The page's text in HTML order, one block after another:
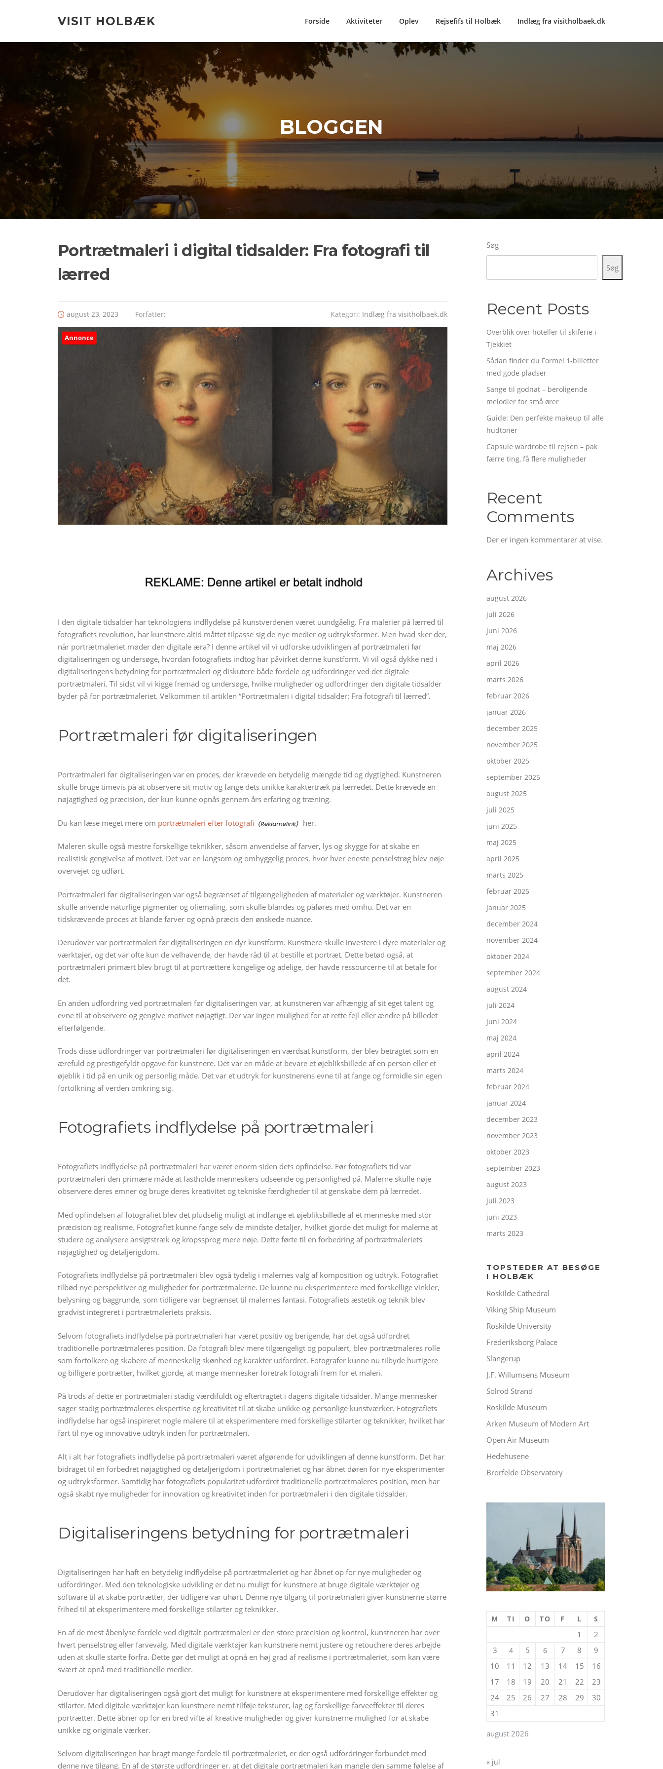
VISIT HOLBÆK Forside Aktiviteter Oplev Rejsefifs til Holbæk Indlæg fra visitholbaek.dk
BLOGGEN
Portrætmaleri i digital tidsalder: Fra fotografi til
lærred
august 23, 2023 Forfatter: Kategori: Indlæg fra visitholbaek.dk
Annonce
I den digitale tidsalder har teknologiens indflydelse på kunstverdenen været uundgåelig. Fra malerier på lærred til
fotografiets revolution, har kunstnere altid måttet tilpasse sig de nye medier og udtryksformer. Men hvad sker der,
når portrætmaleriet møder den digitale æra? I denne artikel vil vi udforske udviklingen af portrætmaleri før
digitaliseringen og undersøge, hvordan fotografiets indtog har påvirket denne kunstform. Vi vil også dykke ned i
digitaliseringens betydning for portrætmaleri og diskutere både fordele og udfordringer ved det digitale
portrætmaleri. Til sidst vil vi kigge fremad og undersøge, hvilke muligheder og udfordringer den digitale tidsalder
byder på for portrætmaleriet. Velkommen til artiklen “Portrætmaleri i digital tidsalder: Fra fotografi til lærred”.
Portrætmaleri før digitaliseringen
Portrætmaleri før digitaliseringen var en proces, der krævede en betydelig mængde tid og dygtighed. Kunstneren
skulle bruge timevis på at observere sit motiv og fange dets unikke karaktertræk på lærredet. Dette krævede en
nøjagtighed og præcision, der kun kunne opnås gennem års erfaring og træning.
Du kan læse meget mere om portrætmaleri efter fotografi her.
Maleren skulle også mestre forskellige teknikker, såsom anvendelse af farver, lys og skygge for at skabe en
realistisk gengivelse af motivet. Det var en langsom og omhyggelig proces, hvor hver eneste penselstrøg blev nøje
overvejet og udført.
Portrætmaleri før digitaliseringen var også begrænset af tilgængeligheden af materialer og værktøjer. Kunstneren
skulle anvende naturlige pigmenter og oliemaling, som skulle blandes og påføres med omhu. Det var en
tidskrævende proces at blande farver og opnå præcis den ønskede nuance.
Derudover var portrætmaleri før digitaliseringen en dyr kunstform. Kunstnere skulle investere i dyre materialer og
værktøjer, og det var ofte kun de velhavende, der havde råd til at bestille et portræt. Dette betød også, at
portrætmaleri primært blev brugt til at portrættere kongelige og adelige, der havde ressourcerne til at betale for
det.
En anden udfordring ved portrætmaleri før digitaliseringen var, at kunstneren var afhængig af sit eget talent og
evne til at observere og gengive motivet nøjagtigt. Der var ingen mulighed for at rette fejl eller ændre på billedet
efterfølgende.
Trods disse udfordringer var portrætmaleri før digitaliseringen en værdsat kunstform, der blev betragtet som en
ærefuld og prestigefyldt opgave for kunstnere. Det var en måde at bevare et øjebliksbillede af en person eller et
øjeblik i tid på en unik og personlig måde. Det var et udtryk for kunstnerens evne til at fange og formidle sin egen
fortolkning af verden omkring sig.
Fotografiets indflydelse på portrætmaleri
Fotografiets indflydelse på portrætmaleri har været enorm siden dets opfindelse. Før fotografiets tid var
portrætmaleri den primære måde at fastholde menneskers udseende og personlighed på. Malerne skulle nøje
observere deres emner og bruge deres kreativitet og tekniske færdigheder til at genskabe dem på lærredet.
Med opfindelsen af ​​fotografiet blev det pludselig muligt at indfange et øjebliksbillede af et menneske med stor
præcision og realisme. Fotografiet kunne fange selv de mindste detaljer, hvilket gjorde det muligt for malerne at
studere og analysere ansigtstræk og kropssprog mere nøje. Dette førte til en forbedring af portrætmaleriets
nøjagtighed og detaljerigdom.
Fotografiets indflydelse på portrætmaleri blev også tydelig i malernes valg af komposition og udtryk. Fotografiet
tilbød nye perspektiver og muligheder for portrætmalerne. De kunne nu eksperimentere med forskellige vinkler,
belysning og baggrunde, som tidligere var begrænset til malernes fantasi. Fotografiets æstetik og teknik blev
gradvist integreret i portrætmaleriets praksis.
Selvom fotografiets indflydelse på portrætmaleri har været positiv og berigende, har det også udfordret
traditionelle portrætmaleres position. Da fotografi blev mere tilgængeligt og populært, blev portrætmaleres rolle
som fortolkere og skabere af menneskelig skønhed og karakter udfordret. Fotografer kunne nu tilbyde hurtigere
og billigere portrætter, hvilket gjorde, at mange mennesker foretrak fotografi frem for et maleri.
På trods af dette er portrætmaleri stadig værdifuldt og eftertragtet i dagens digitale tidsalder. Mange mennesker
søger stadig portrætmaleres ekspertise og kreativitet til at skabe unikke og personlige kunstværker. Fotografiets
indflydelse har også inspireret nogle malere til at eksperimentere med forskellige stilarter og teknikker, hvilket har
ført til nye og innovative udtryk inden for portrætmaleri.
Alt i alt har fotografiets indflydelse på portrætmaleri været afgørende for udviklingen af ​​denne kunstform. Det har
bidraget til en forbedret nøjagtighed og detaljerigdom i portrætmaleriet og har åbnet døren for nye eksperimenter
og udtryksformer. Samtidig har fotografiets popularitet udfordret traditionelle portrætmaleres position, men har
også skabt nye muligheder for innovation og kreativitet inden for portrætmaleri i den digitale tidsalder.
Digitaliseringens betydning for portrætmaleri
Digitaliseringen har haft en betydelig indflydelse på portrætmaleriet og har åbnet op for nye muligheder og
udfordringer. Med den teknologiske udvikling er det nu muligt for kunstnere at bruge digitale værktøjer og
software til at skabe portrætter, der tidligere var uhørt. Denne nye tilgang til portrætmaleri giver kunstnerne større
frihed til at eksperimentere med forskellige stilarter og teknikker.
En af de mest åbenlyse fordele ved digitalt portrætmaleri er den store præcision og kontrol, kunstneren har over
hvert penselstrøg eller farvevalg. Med digitale værktøjer kan kunstnere nemt justere og retouchere deres arbejde
uden at skulle starte forfra. Dette gør det muligt at opnå en høj grad af realisme i portrætmaleriet, som kan være
svært at opnå med traditionelle medier.
Derudover har digitaliseringen også gjort det muligt for kunstnere at eksperimentere med forskellige effekter og
stilarter. Med digitale værktøjer kan kunstnere nemt tilføje teksturer, lag og forskellige farveeffekter til deres
portrætter. Dette åbner op for en bred vifte af kreative muligheder og giver kunstnerne mulighed for at skabe
unikke og originale værker.
Selvom digitaliseringen har bragt mange fordele til portrætmaleriet, er der også udfordringer forbundet med
denne nye tilgang. En af de største udfordringer er, at det digitale portrætmaleri kan mangle den samme følelse af
Søg
Søg
Recent Posts
Overblik over hoteller til skiferie i
Tjekkiet
Sådan finder du Formel 1-billetter
med gode pladser
Sange til godnat – beroligende
melodier for små ører
Guide: Den perfekte makeup til alle
hudtoner
Capsule wardrobe til rejsen – pak
færre ting, få flere muligheder
Recent
Comments
Der er ingen kommentarer at vise.
Archives
august 2026
juli 2026
juni 2026
maj 2026
april 2026
marts 2026
februar 2026
januar 2026
december 2025
november 2025
oktober 2025
september 2025
august 2025
juli 2025
juni 2025
maj 2025
april 2025
marts 2025
februar 2025
januar 2025
december 2024
november 2024
oktober 2024
september 2024
august 2024
juli 2024
juni 2024
maj 2024
april 2024
marts 2024
februar 2024
januar 2024
december 2023
november 2023
oktober 2023
september 2023
august 2023
juli 2023
juni 2023
marts 2023
TOPSTEDER AT BESØGE
I HOLBÆK
Roskilde Cathedral
Viking Ship Museum
Roskilde University
Frederiksborg Palace
Slangerup
J.F. Willumsens Museum
Solrod Strand
Roskilde Museum
Arken Museum of Modern Art
Open Air Museum
Hedehusene
Brorfelde Observatory
august 2026
M TI O TO F L S
1
2
3
4 5 6 7 8
9
10
11 12 13 14 15
16
17
18 19 20 21 22
23
24
25 26 27 28 29
30
31
« jul